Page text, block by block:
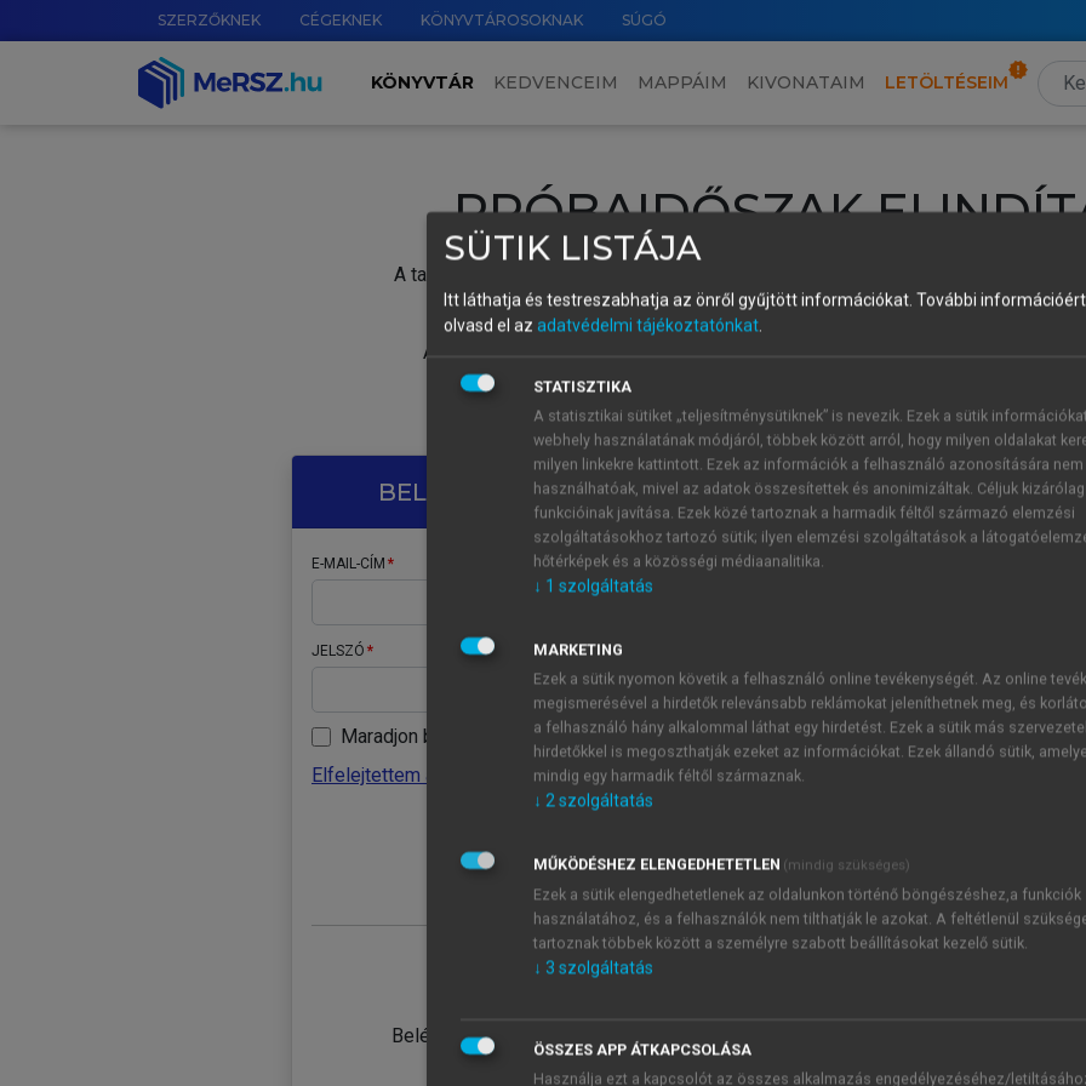
SZERZŐKNEK CÉGEKNEK KÖNYVTÁROSOKNAK SÚGÓ
KÖNYVTÁR KEDVENCEIM MAPPÁIM KIVONATAIM LETÖLTÉSEIM
PRÓBAIDŐSZAK
A tartalom megtekintéséhez lépj be a saját fiókoddal, iskolai azonosítóddal vagy
Új felhasználóként1 óra díjmentes hozzáférésrevagy
A próbaidőszak elindításához,
vagy hozz
A regisztráció után a
BELÉPÉS SAJÁT FIÓKKAL
E-MAIL-CÍM
JELSZÓ
Maradjon belépve
Elfelejtettem a jelszavamat
Belépés intézményi azonosítóval
ÚJ FIÓK
1 óra
JELSZÓ
Kérek értesítést a MeRSZ
Kérek értesítést az
SÜTIK LISTÁJA
Itt láthatja és testreszabhatja az önről gyűjtött információkat. További
olvasd el az adatvédelmi tájékoztatónkat.
STATISZTIKA
A statisztikai sütiket „teljesítménysütiknek” is nevezik. Ezek a sütik
webhely használatának módjáról, többek között arról, hogy milyen oldalakat
milyen linkekre kattintott. Ezek az információk a felhasználó azonosítására nem
használhatóak, mivel az adatok összesítettek és anonimizáltak. Céljuk
funkcióinak javítása. Ezek közé tartoznak a harmadik féltől származó elemzési
szolgáltatásokhoz tartozó sütik; ilyen elemzési szolgáltatások a
hőtérképek és a közösségi médiaanalitika.
↓ 1 szolgáltatás
MARKETING
Ezek a sütik nyomon követik a felhasználó online tevékenységét. Az online
megismerésével a hirdetők relevánsabb reklámokat jeleníthetnek meg, és
a felhasználó hány alkalommal láthat egy hirdetést. Ezek a sütik más
hirdetőkkel is megoszthatják ezeket az információkat. Ezek állandó sütik,
mindig egy harmadik féltől származnak.
↓ 2szolgáltatás
MŰKÖDÉSHEZ ELENGEDHETETLEN (mindig szükséges)
Ezek a sütik elengedhetetlenek az oldalunkon történő böngészéshez,a funkciók
használatához, és a felhasználók nem tilthatják le azokat. A feltétlenül
tartoznak többek között a személyre szabott beállításokat kezelő sütik.
↓ 3 szolgáltatás
ÖSSZES APP ÁTKAPCSOLÁSA
Használja ezt a kapcsolót az összes alkalmazás engedélyezéséhez/